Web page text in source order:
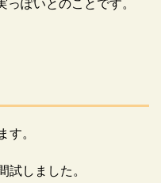
ぽいとのことです。
す。
試しました。